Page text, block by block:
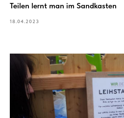
Teilen lernt man im Sandkasten
18.04.2023